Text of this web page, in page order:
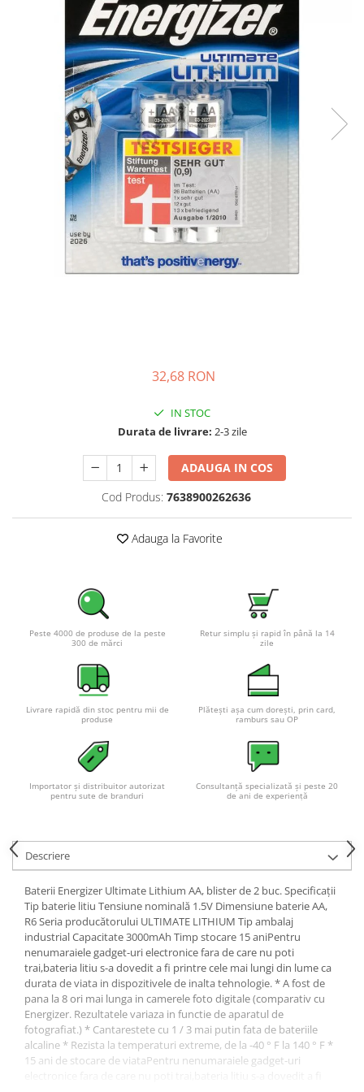
Incarcatoare acumulatori
Panouri fotovoltaice si accesorii
Panouri fotovoltaice
Sisteme prindere panouri
fotovoltaice
Invertoare
Invertoare Hibrid
Invertoare On-grid
Invertoare Off-grid
Controlere solare
Pachete complete stocare energie
Sisteme fotovoltaice complete
mica (rulota/caravan/case de
Sisteme fotovoltaice profesionale
Pachete sisteme fotovoltaice
Statii de incarcare vehicule
Cabluri de incarcare vehicule
Prize de incarcare vehicule
Turbine eoliene pentru casă
Tractiune / LiFePo4
Baterii si acumulatori gel si VRLA
6-12 V
Acumulatori Moto, ATV
AGM
Li-Ion
SLA AGM (Sealed Lead Acid)
Deep Cycle - Tractiune/Semi-
Tractiune
Marine & Caravan
APC
Pachete acumulatori VRLA
32,68 RON
IN STOC
Durata de livrare: 2-3 zile
ADAUGA IN COS
Cod Produs: 7638900262636
Adauga la Favorite
Peste 4000 de produse de la peste
300 de mărci
Retur simplu și rapid în până la 14
zile
Livrare rapidă din stoc pentru mii de
produse
Plătești așa cum dorești, prin card,
ramburs sau OP
Importator și distribuitor autorizat
pentru sute de branduri
Consultanță specializată și peste 20
de ani de experiență
Descriere
Baterii Energizer Ultimate Lithium AA, blister de 2 buc. Specificații
Tip baterie litiu Tensiune nominală 1.5V Dimensiune baterie AA,
R6 Seria producătorului ULTIMATE LITHIUM Tip ambalaj
industrial Capacitate 3000mAh Timp stocare 15 aniPentru
nenumaraiele gadget-uri electronice fara de care nu poti
trai,bateria litiu s-a dovedit a fi printre cele mai lungi din lume ca
durata de viata in dispozitivele de inalta tehnologie. * A fost de
pana la 8 ori mai lunga in camerele foto digitale (comparativ cu
Energizer. Rezultatele variaza in functie de aparatul de
fotografiat.) * Cantarestete cu 1 / 3 mai putin fata de bateriile
alcaline * Rezista la temperaturi extreme, de la -40 ° F la 140 ° F *
15 ani de stocare de viataPentru nenumaraiele gadget-uri